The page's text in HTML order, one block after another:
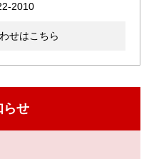
2010
せはこちら
らせ